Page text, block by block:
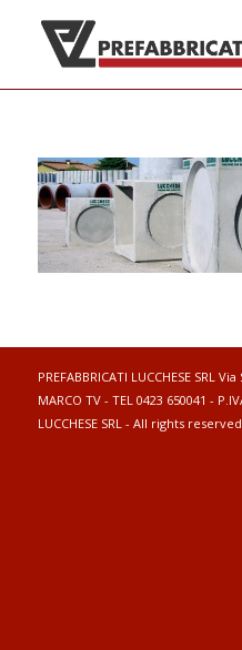
PREFABBRICATI LUCCHESE SRL
MARCO TV - TEL 0423 650041 -
LUCCHESE SRL - All rights